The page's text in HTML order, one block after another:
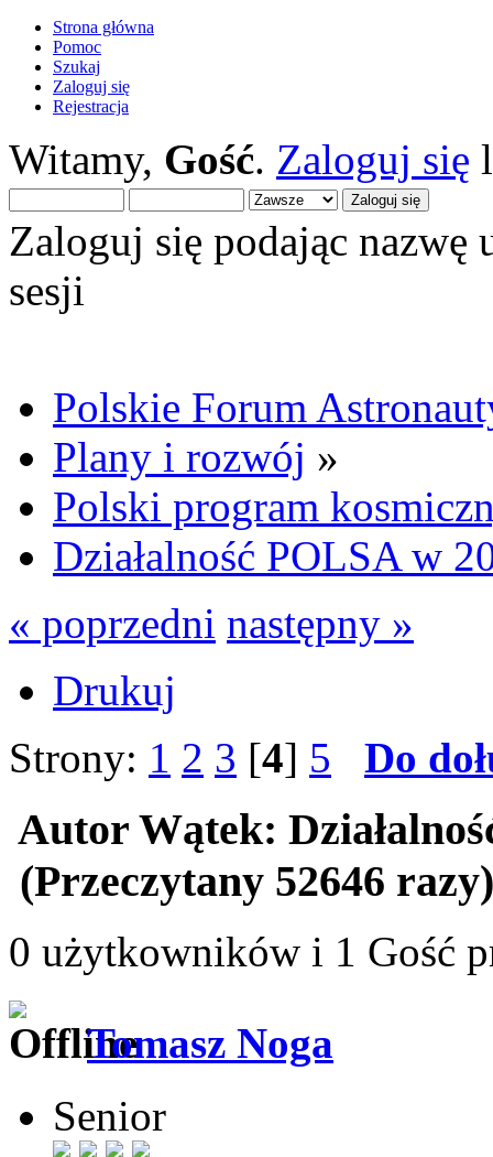
Strona główna
Pomoc
Szukaj
Zaloguj się
Rejestracja
Witamy, Gość. Zaloguj się
Zaloguj się podając nazwę
sesji
Polskie Forum
Plany i rozwój »
Polski program
Działalność POLSA w
« poprzedni następny »
Drukuj
Strony: 1 2 3 [4] 5 Do
Autor Wątek:
(Przeczytany 52646 razy)
0 użytkowników i 1 Gość
Tomasz Noga
Senior